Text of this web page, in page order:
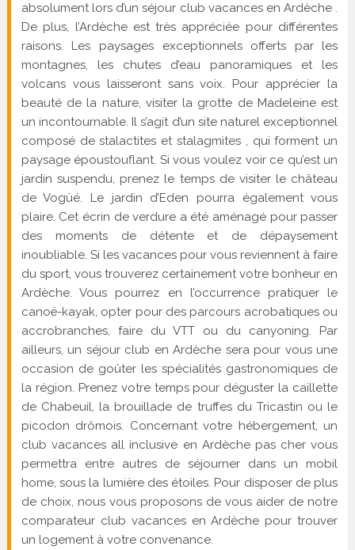
absolument lors d’un séjour club vacances en Ardèche .
De plus, l’Ardèche est très appréciée pour différentes
raisons. Les paysages exceptionnels offerts par les
montagnes, les chutes d’eau panoramiques et les
volcans vous laisseront sans voix. Pour apprécier la
beauté de la nature, visiter la grotte de Madeleine est
un incontournable. Il s’agit d’un site naturel exceptionnel
composé de stalactites et stalagmites , qui forment un
paysage époustouflant. Si vous voulez voir ce qu’est un
jardin suspendu, prenez le temps de visiter le château
de Vogüé. Le jardin d’Eden pourra également vous
plaire. Cet écrin de verdure a été aménagé pour passer
des moments de détente et de dépaysement
inoubliable. Si les vacances pour vous reviennent à faire
du sport, vous trouverez certainement votre bonheur en
Ardèche. Vous pourrez en l’occurrence pratiquer le
canoë-kayak, opter pour des parcours acrobatiques ou
accrobranches, faire du VTT ou du canyoning. Par
ailleurs, un séjour club en Ardèche sera pour vous une
occasion de goûter les spécialités gastronomiques de
la région. Prenez votre temps pour déguster la caillette
de Chabeuil, la brouillade de truffes du Tricastin ou le
picodon drômois. Concernant votre hébergement, un
club vacances all inclusive en Ardèche pas cher vous
permettra entre autres de séjourner dans un mobil
home, sous la lumière des étoiles. Pour disposer de plus
de choix, nous vous proposons de vous aider de notre
comparateur club vacances en Ardèche pour trouver
un logement à votre convenance.